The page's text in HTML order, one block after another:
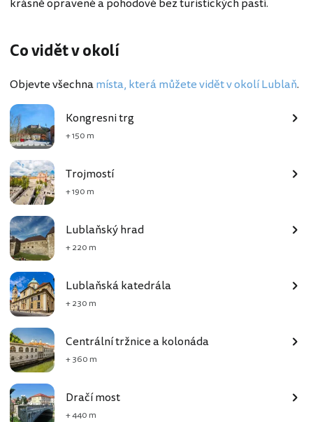
krásně opravené a pohodové bez turistických pastí.
Co vidět v okolí
Objevte všechnamísta, která můžete vidět v okolí Lublaň.
Kongresni trg
+ 150 m
Trojmostí
+ 190 m
Lublaňský hrad
+ 220 m
Lublaňská katedrála
+ 230 m
Centrální tržnice a kolonáda
+ 360 m
Dračí most
+ 440 m